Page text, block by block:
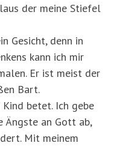
der meine Stiefel
Gesicht, denn in
kann ich mir
Er ist meist der
Bart.
betet. Ich gebe
Ängste an Gott ab,
Mit meinem